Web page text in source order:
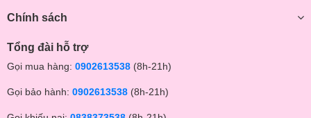
Chính sách
Tổng đài hỗ trợ
Gọi mua hàng: 0902613538 (8h-21h)
Gọi bảo hành: 0902613538 (8h-21h)